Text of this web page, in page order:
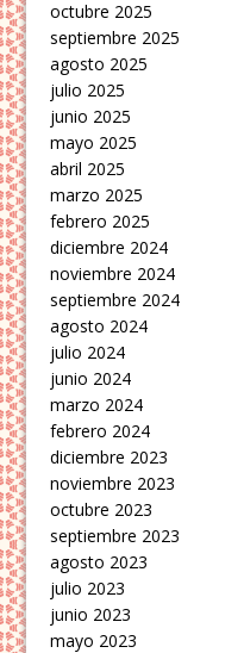
octubre 2025
septiembre 2025
agosto 2025
julio 2025
junio 2025
mayo 2025
abril 2025
marzo 2025
febrero 2025
diciembre 2024
noviembre 2024
septiembre 2024
agosto 2024
julio 2024
junio 2024
marzo 2024
febrero 2024
diciembre 2023
noviembre 2023
octubre 2023
septiembre 2023
agosto 2023
julio 2023
junio 2023
mayo 2023